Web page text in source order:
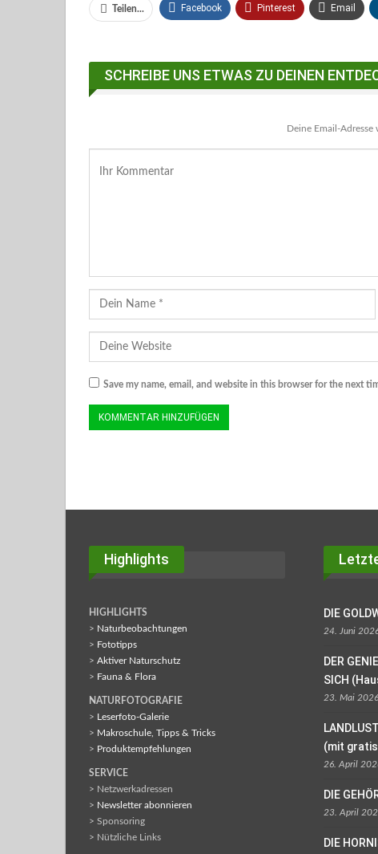
Teilen... Facebook Pinterest Email
SCHREIBE UNS ETWAS ZU DEINEN
Deine Email-
Save my name, email, and website in this browser for the next
Highlights
HIGHLIGHTS
> Naturbeobachtungen
> Fototipps
> Aktiver Naturschutz
> Fauna & Flora
NATURFOTOGRAFIE
> Leserfoto-Galerie
> Makroschule, Tipps & Tricks
> Produktempfehlungen
SERVICE
> Netzwerkadressen
> Newsletter abonnieren
> Sponsoring
> Nützliche Links
DIE
24. Juni
DER
SICH
23. Mai 2026
(mit
26. April
DIE
23. April
DIE